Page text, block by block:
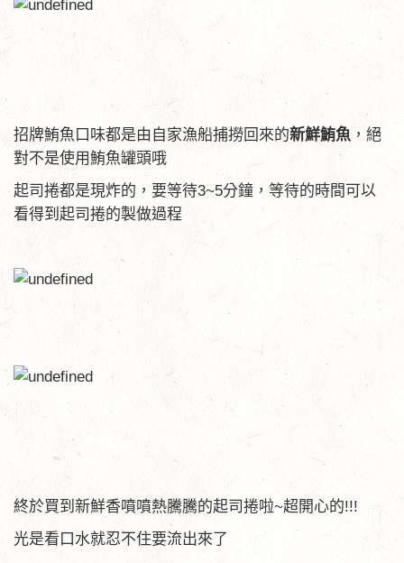
招牌鮪魚口味都是由自家漁船捕撈回來的新鮮鮪魚 ，絕
對不是使用鮪魚罐頭哦
起司捲都是現炸的，要等待3~5分鐘，等待的時間可以
看得到起司捲的製做過程
終於買到新鮮香噴噴熱騰騰的起司捲啦~超開心的!!!
光是看口水就忍不住要流出來了